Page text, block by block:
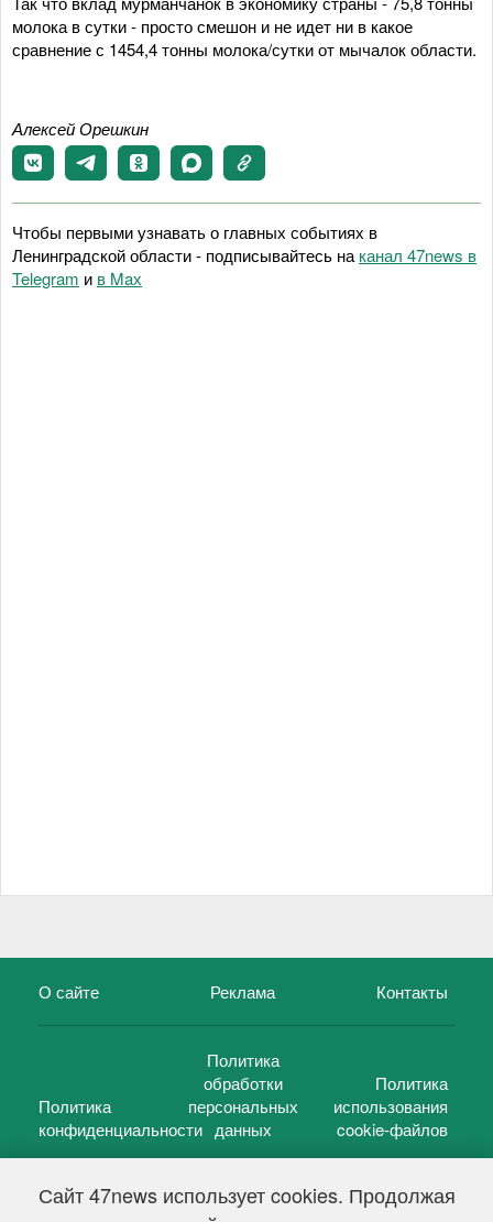
Сайт 47news использует cookies. Продолжая
молока в сутки - просто смешон и не идет ни в какое
сравнение с 1454,4 тонны молока/сутки от мычалок области.
Алексей Орешкин
Чтобы первыми узнавать о главных событиях в
Ленинградской области - подписывайтесь на канал 47news в
Telegram и в Maх
О сайте Реклама Контакты
Политика
конфиденциальности
Политика
обработки
персональных
данных
Политика
использования
cookie-файлов